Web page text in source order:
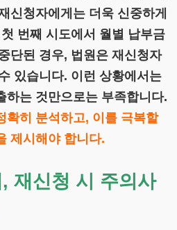
신청자에게는 더욱 신중하게
번째 시도에서 월별 납부금
단된 경우, 법원은 재신청자
있습니다. 이런 상황에서는
하는 것만으로는 부족합니다.
확히 분석하고, 이를 극복할
제시해야 합니다.
재신청 시 주의사